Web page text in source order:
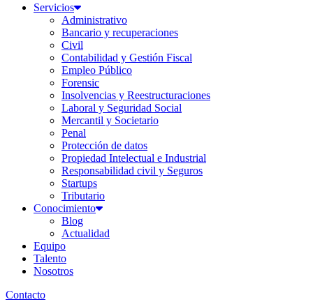
Servicios
Administrativo
Bancario y recuperaciones
Civil
Contabilidad y Gestión Fiscal
Empleo Público
Forensic
Insolvencias y Reestructuraciones
Laboral y Seguridad Social
Mercantil y Societario
Penal
Protección de datos
Propiedad Intelectual e Industrial
Responsabilidad civil y Seguros
Startups
Tributario
Conocimiento
Blog
Actualidad
Equipo
Talento
Nosotros
Contacto